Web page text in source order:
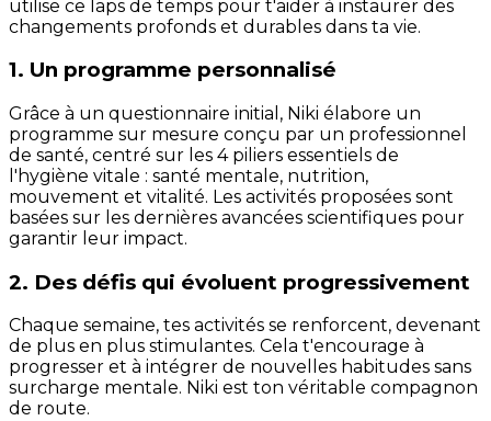
utilise ce laps de temps pour t'aider à instaurer des
changements profonds et durables dans ta vie.
1. Un programme personnalisé
Grâce à un questionnaire initial, Niki élabore un
programme sur mesure conçu par un professionnel
de santé, centré sur les 4 piliers essentiels de
l'hygiène vitale : santé mentale, nutrition,
mouvement et vitalité. Les activités proposées sont
basées sur les dernières avancées scientifiques pour
garantir leur impact.
2. Des défis qui évoluent progressivement
Chaque semaine, tes activités se renforcent, devenant
de plus en plus stimulantes. Cela t'encourage à
progresser et à intégrer de nouvelles habitudes sans
surcharge mentale. Niki est ton véritable compagnon
de route.